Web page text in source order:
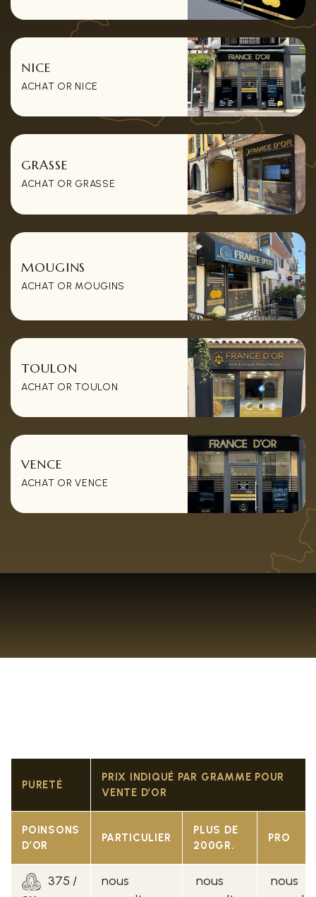
NICE
ACHAT OR NICE
GRASSE
ACHAT OR GRASSE
MOUGINS
ACHAT OR MOUGINS
TOULON
ACHAT OR TOULON
VENCE
ACHAT OR VENCE
PURETÉ
PRIX INDIQUÉ PAR GRAMME POUR
VENTE D’OR
POINSONS
D’OR
PARTICULIER
PLUS DE
200GR.
PRO
375 /
nous
nous
nous